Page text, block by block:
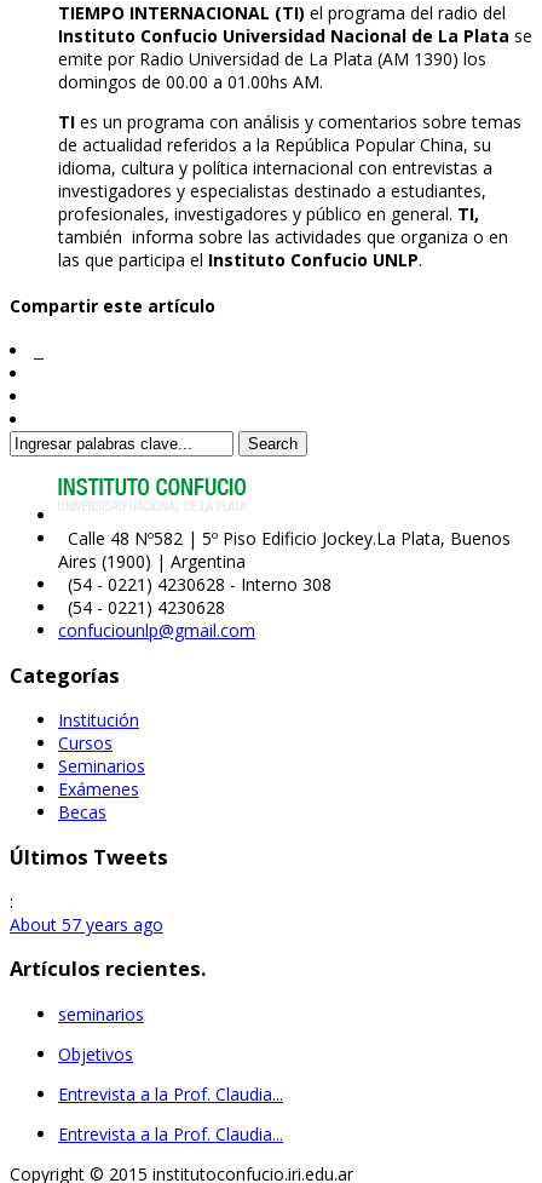
TIEMPO INTERNACIONAL (TI) el programa del radio del
Instituto Confucio Universidad Nacional de La Plata se
emite por Radio Universidad de La Plata (AM 1390) los
domingos de 00.00 a 01.00hs AM.
TI es un programa con análisis y comentarios sobre temas
de actualidad referidos a la República Popular China, su
idioma, cultura y política internacional con entrevistas a
investigadores y especialistas destinado a estudiantes,
profesionales, investigadores y público en general. TI,
también informa sobre las actividades que organiza o en
las que participa el Instituto Confucio UNLP.
Compartir este artículo
Search
Calle 48 Nº582 | 5º Piso Edificio Jockey.La Plata, Buenos
Aires (1900) | Argentina
(54 - 0221) 4230628 - Interno 308
(54 - 0221) 4230628
confuciounlp@gmail.com
Categorías
Institución
Cursos
Seminarios
Exámenes
Becas
Últimos Tweets
:
About 57 years ago
Artículos recientes.
seminarios
Objetivos
Entrevista a la Prof. Claudia...
Entrevista a la Prof. Claudia...
Copyright © 2015 institutoconfucio.iri.edu.ar